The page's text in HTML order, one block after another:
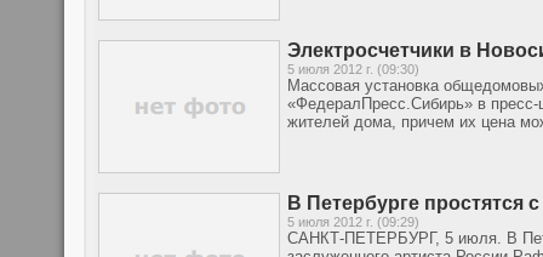
Электросчетчики в
5 июля 2012 г. (09:30)
Массовая установка
«ФедералПресс.Сибирь» в пресс-
жителей дома, причем их цена
В Петербурге
5 июля 2012 г. (09:29)
САНКТ-ПЕТЕРБУРГ, 5 июля. В